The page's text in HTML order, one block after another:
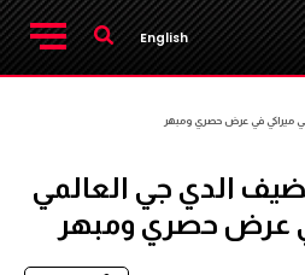
English
ميراكي في عرض حصري ومبهر
الدي جي العالمي
عرض حصري ومبهر